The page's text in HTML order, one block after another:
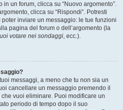
un forum, clicca su “Nuovo argomento”.
clicca su “Rispondi”. Potresti
inviare un messaggio: le tue funzioni
pagina del forum o dell’argomento (la
votare nei sondaggi, ecc.).
messaggi, a meno che tu non sia un
cancellare un messaggio premendo il
vuoi eliminare. Puoi modificare un
periodo di tempo dopo il suo